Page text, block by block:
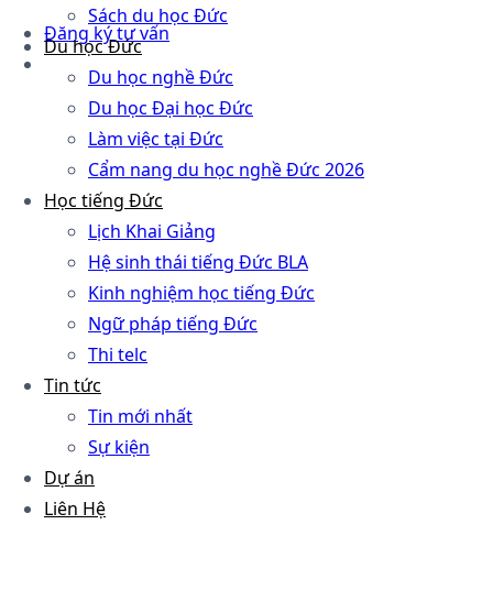
Đăng ký tư vấn
Sách du học Đức
Du học Đức
Du học nghề Đức
Du học Đại học Đức
Làm việc tại Đức
Cẩm nang du học nghề Đức 2026
Học tiếng Đức
Lịch Khai Giảng
Hệ sinh thái tiếng Đức BLA
Kinh nghiệm học tiếng Đức
Ngữ pháp tiếng Đức
Thi telc
Tin tức
Tin mới nhất
Sự kiện
Dự án
Liên Hệ